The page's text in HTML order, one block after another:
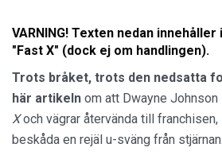
VARNING! Texten nedan
"Fast X" (dock ej om handlingen).
Trots bråket, trots den nedsatta
här artikeln om att Dwayne
Xoch vägrar återvända till
beskåda en rejäl u-sväng från stjärnan.